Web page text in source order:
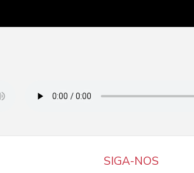
SIGA-NOS